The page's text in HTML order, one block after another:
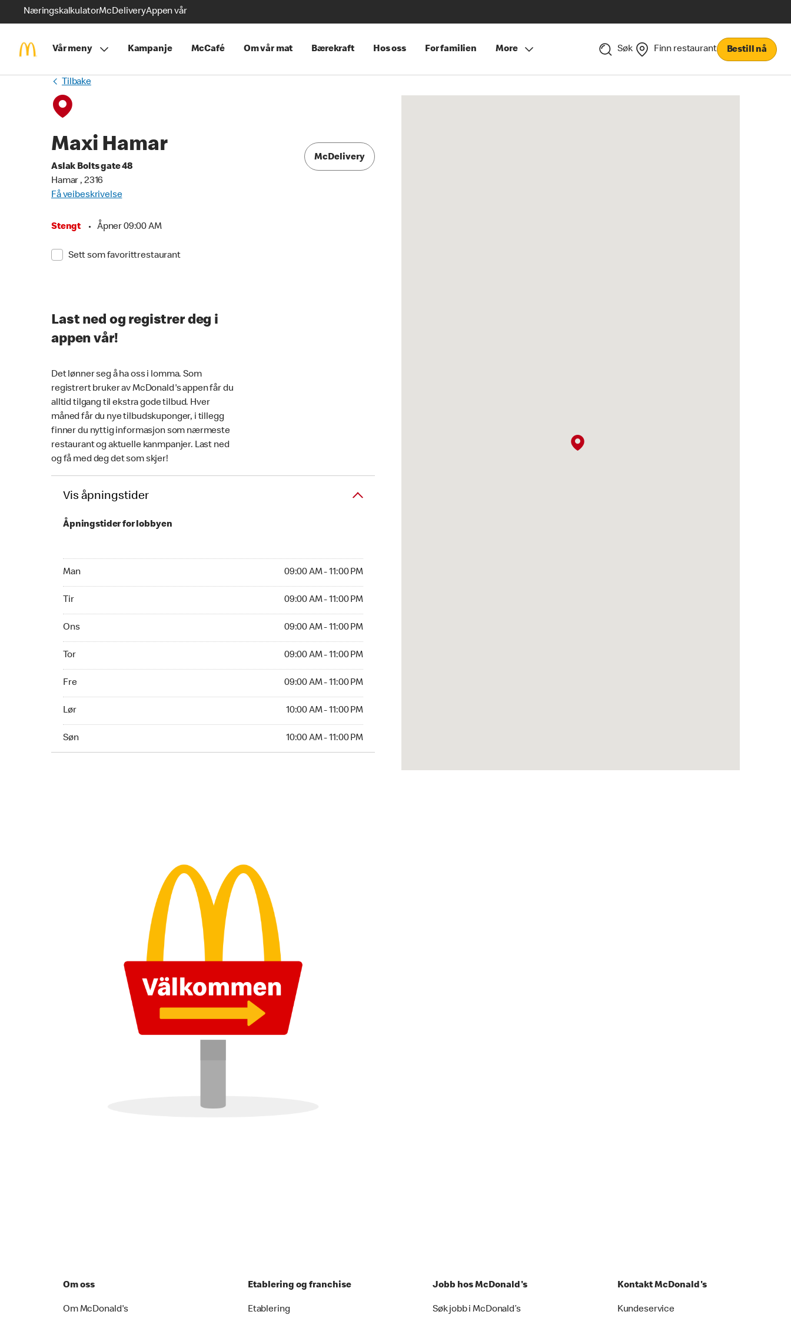
NæringskalkulatorMcDeliveryAppen vår
Vår meny Kampanje McCafé Om vår mat Bærekraft Hos oss For familien More Søk Finn restaurant Bestill nå
Tilbake
Maxi Hamar
Aslak Bolts gate 48
Hamar , 2316
Få veibeskrivelse
Stengt • Åpner 09:00 AM
Sett som favorittrestaurant
McDelivery
Last ned og registrer deg i
appen vår!
Det lønner seg å ha oss i lomma. Som
registrert bruker av McDonald's appen får du
alltid tilgang til ekstra gode tilbud. Hver
måned får du nye tilbudskuponger, i tillegg
finner du nyttig informasjon som nærmeste
restaurant og aktuelle kanmpanjer. Last ned
og få med deg det som skjer!
Vis åpningstider
Åpningstider for lobbyen
Man 09:00 AM - 11:00 PM
Tir 09:00 AM - 11:00 PM
Ons 09:00 AM - 11:00 PM
Tor 09:00 AM - 11:00 PM
Fre 09:00 AM - 11:00 PM
Lør 10:00 AM - 11:00 PM
Søn 10:00 AM - 11:00 PM
Om oss
Om McDonald's
Etablering og franchise
Etablering
Jobb hos McDonald's
Søk jobb i McDonald’s
Kontakt McDonald's
Kundeservice